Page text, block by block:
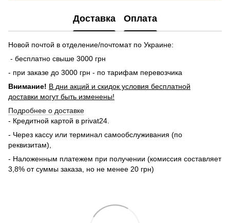
Доставка Оплата
Новой почтой в отделение/почтомат по Украине:
- бесплатно свыше 3000 грн
- при заказе до 3000 грн - по тарифам перевозчика
Внимание! В дни акций и скидок условия бесплатной
доставки могут быть изменены!
Подробнее о доставке
- Кредитной картой в privat24.
- Через кассу или терминал самообслуживания (по
реквизитам),
- Наложенным платежем при получении (комиссия составляет
3,8% от суммы заказа, но не менее 20 грн)